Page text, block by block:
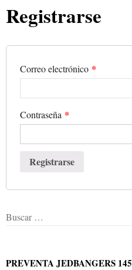
Registrarse
Correo electrónico *
Contraseña *
Registrarse
Buscar:
PREVENTA JEDBANGERS 145